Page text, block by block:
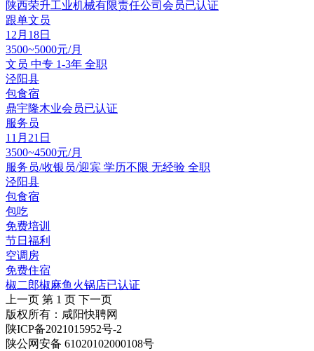
陕西荣升工业机械有限责任公司 会员已认证
跟单文员
12月18日
3500~5000元/月
文员 中专 1-3年 全职
泾阳县
包食宿
鼎宇隆木业会员已认证
服务员
11月21日
3500~4500元/月
服务员/收银员/迎宾 学历不限 无经验 全职
泾阳县
包食宿
包吃
免费培训
节日福利
空调房
免费住宿
椒二郎椒麻鱼火锅店已认证
上一页 第 1 页 下一页
版权所有：咸阳快聘网
陕ICP备2021015952号-2
陕公网安备 61020102000108号